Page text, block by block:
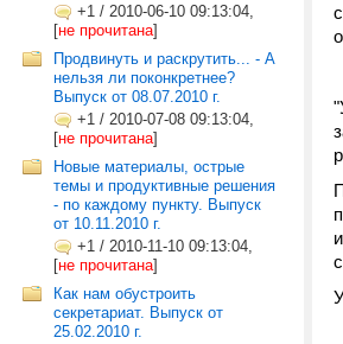
+1 / 2010-06-10 09:13:04,
[не прочитана]
Продвинуть и раскрутить... - А
нельзя ли поконкретнее?
Выпуск от 08.07.2010 г.
+1 / 2010-07-08 09:13:04,
[не прочитана]
Новые материалы, острые
темы и продуктивные решения
- по каждому пункту. Выпуск
от 10.11.2010 г.
+1 / 2010-11-10 09:13:04,
[не прочитана]
Как нам обустроить
секретариат. Выпуск от
25.02.2010 г.